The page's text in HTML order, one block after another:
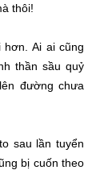
thôi!
hơn. Ai ai cũng
thần sầu quỷ
lên đường chưa
sau lần tuyển
bị cuốn theo